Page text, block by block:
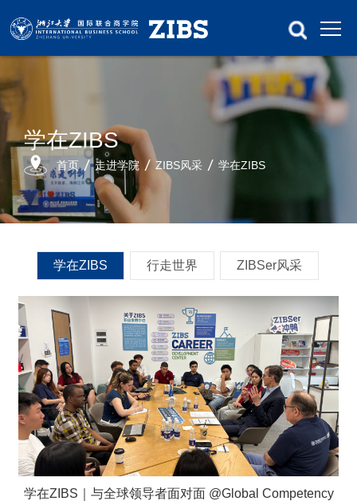
学在ZIBS
首页 走进学院 ZIBS风采 学在ZIBS
学在ZIBS 行走世界 ZIBSer风采
学在ZIBS｜与全球领导者面对面 @Global Competency